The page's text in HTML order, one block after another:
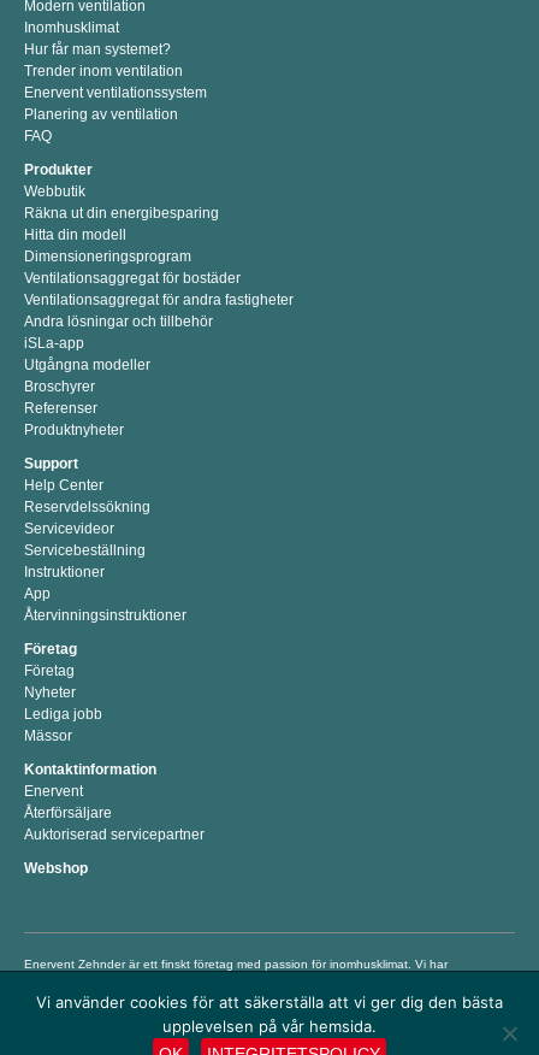
Modern ventilation
Inomhusklimat
Hur får man systemet?
Trender inom ventilation
Enervent ventilationssystem
Planering av ventilation
FAQ
Produkter
Webbutik
Räkna ut din energibesparing
Hitta din modell
Dimensioneringsprogram
Ventilationsaggregat för bostäder
Ventilationsaggregat för andra fastigheter
Andra lösningar och tillbehör
iSLa-app
Utgångna modeller
Broschyrer
Referenser
Produktnyheter
Support
Help Center
Reservdelssökning
Servicevideor
Servicebeställning
Instruktioner
App
Återvinningsinstruktioner
Företag
Företag
Nyheter
Lediga jobb
Mässor
Kontaktinformation
Enervent
Återförsäljare
Auktoriserad servicepartner
Webshop
Enervent Zehnder är ett finskt företag med passion för inomhusklimat. Vi har
inomhusklimat sedan 1983. Vår mission är att hjälpa människor att kunna leva och
arbeta i ett hälsosamt och behagligt inomhusklimat genom att erbjuda våra smarta
premiumventilationsprodukter som både sparar energi och pengar. © Enervent 2018
Vi använder cookies för att säkerställa att vi ger dig den bästa
upplevelsen på vår hemsida.